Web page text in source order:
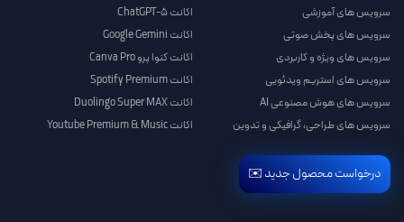
سرویس های آموزشی
سرویس های پخش صوتی
سرویس های ویژه و کاربردی
سرویس های استریم ویدئویی
سرویس های هوش مصنوعی AI
سرویس های طراحی، گرافیکی و تدوین
درخواست محصول جدید ✉️
اکانت ChatGPT-5
اکانت Google Gemini
اکانت کنوا پرو Canva Pro
اکانت Spotify Premium
اکانت Duolingo Super MAX
اکانت Youtube Premium & Music